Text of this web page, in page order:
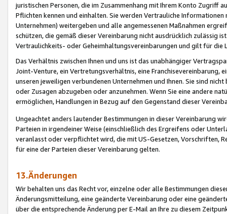
juristischen Personen, die im Zusammenhang mit Ihrem Konto
Pflichten kennen und einhalten. Sie werden Vertrauliche
Unternehmen) weitergeben und alle angemessenen Maßnahmen
schützen, die gemäß dieser Vereinbarung nicht ausdrücklich zulässig
Vertraulichkeits- oder Geheimhaltungsvereinbarungen und gilt für die
Das Verhältnis zwischen Ihnen und uns ist das unabhängiger
Joint-Venture, ein Vertretungsverhältnis, eine Franchisevereinbarung,
unseren jeweiligen verbundenen Unternehmen und Ihnen. Sie sind
oder Zusagen abzugeben oder anzunehmen. Wenn Sie eine andere
ermöglichen, Handlungen in Bezug auf den Gegenstand dieser
Ungeachtet anders lautender Bestimmungen in dieser Vereinbarung
Parteien in irgendeiner Weise (einschließlich des Ergreifens oder
veranlasst oder verpflichtet wird, die mit US-Gesetzen, Vorschriften,
für eine der Parteien dieser Vereinbarung gelten.
13.Änderungen
Wir behalten uns das Recht vor, einzelne oder alle Bestimmungen
Änderungsmitteilung, eine geänderte Vereinbarung oder eine
über die entsprechende Änderung per E-Mail an Ihre zu diesem